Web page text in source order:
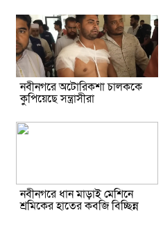
নবীনগরে অটোরিকশা চালককে
কুপিয়েছে সন্ত্রাসীরা
নবীনগরে ধান মাড়াই মেশিনে
শ্রমিকের হাতের কবজি বিচ্ছিন্ন